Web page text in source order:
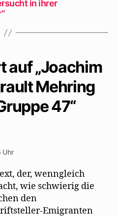
in ihrer
auf „Joachim
Mehring
47“
Uhr
der, wenngleich
wie schwierig die
den
Emigranten